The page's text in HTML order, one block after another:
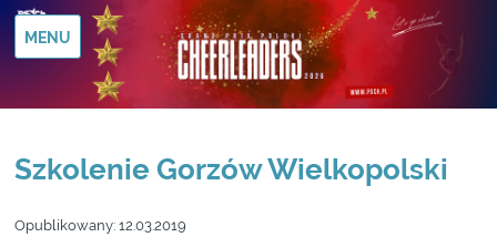
MENU
Szkolenie Gorzów Wielkopolski
Opublikowany: 12.03.2019